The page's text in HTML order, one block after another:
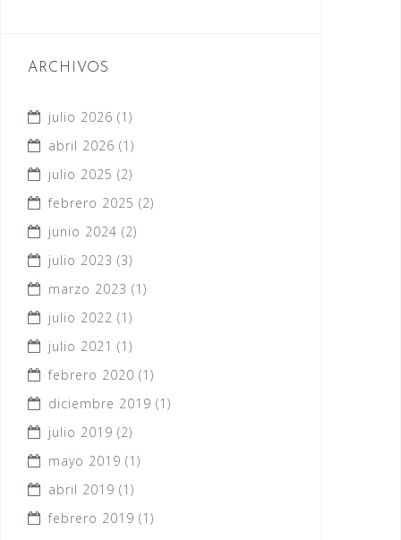
ARCHIVOS
julio 2026 (1)
abril 2026 (1)
julio 2025 (2)
febrero 2025 (2)
junio 2024 (2)
julio 2023 (3)
marzo 2023 (1)
julio 2022 (1)
julio 2021 (1)
febrero 2020 (1)
diciembre 2019 (1)
julio 2019 (2)
mayo 2019 (1)
abril 2019 (1)
febrero 2019 (1)